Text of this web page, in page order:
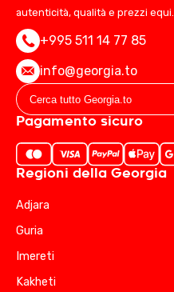
autenticità, qualità e prezzi equi.
+995 511 14 77 85
info@georgia.to
Pagamento sicuro
Regioni della Georgia
Adjara
Guria
Imereti
Kakheti